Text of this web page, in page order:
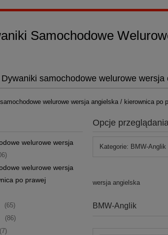
Samochodowe
Dywaniki samochodowe welurowe wersja
welurowe wersja angielska / kierownica po
welurowe wersja
welurowe wersja
po prawej
(65)
(86)
(7)
Opcje
Kategorie: BMW-Anglik
wersja angielska
BMW-Anglik